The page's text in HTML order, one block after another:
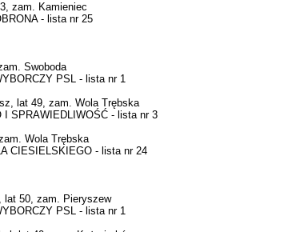
zam. Kamieniec
- lista nr 25
Swoboda
PSL - lista nr 1
lat 49, zam. Wola Trębska
SPRAWIEDLIWOŚĆ - lista nr 3
Wola Trębska
CIESIELSKIEGO - lista nr 24
50, zam. Pieryszew
PSL - lista nr 1